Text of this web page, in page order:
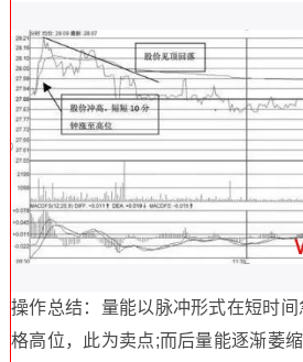
操作总结：量能以脉冲形式在短时
格高位，此为卖点;而后量能逐渐萎